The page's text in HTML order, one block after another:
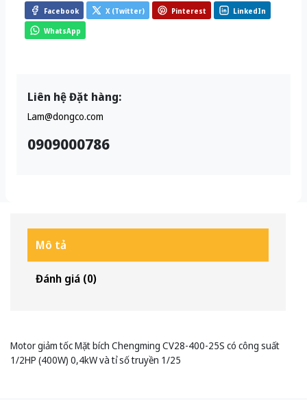
Facebook X (Twitter) Pinterest LinkedIn
WhatsApp
Liên hệ Đặt hàng:
Lam@dongco.com
0909000786
Mô tả
Đánh giá (0)
Motor giảm tốc Mặt bích Chengming CV28-400-25S có công suất
1/2HP (400W) 0,4kW và tỉ số truyền 1/25